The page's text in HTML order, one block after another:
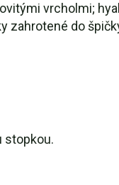
vrcholmi;
zahrotené do
stopkou.